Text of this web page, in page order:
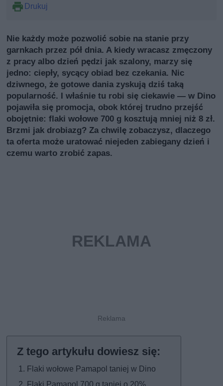
Drukuj
Nie każdy może pozwolić sobie na stanie przy
garnkach przez pół dnia. A kiedy wracasz zmęczony
z pracy albo dzień pędzi jak szalony, marzy się
jedno: ciepły, sycący obiad bez czekania. Nic
dziwnego, że gotowe dania zyskują dziś taką
popularność. I właśnie tu robi się ciekawie — w Dino
pojawiła się promocja, obok której trudno przejść
obojętnie: flaki wołowe 700 g kosztują mniej niż 8 zł.
Brzmi jak drobiazg? Za chwilę zobaczysz, dlaczego
ta oferta może uratować niejeden zabiegany dzień i
czemu warto zrobić zapas.
Flaki wołowe Pamapol taniej w Dino